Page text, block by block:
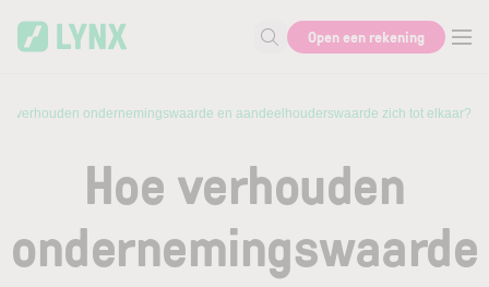
Zoek naar informatie
Open een rekening
verhouden ondernemingswaarde en aandeelhouderswaarde zich tot elkaar?
Hoe verhouden
ondernemingswaarde